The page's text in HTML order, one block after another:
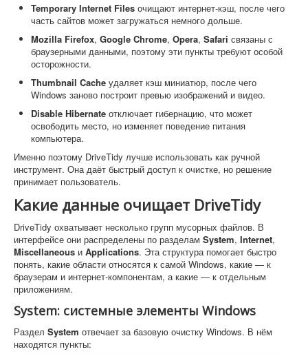
Temporary Internet Files очищают интернет-кэш, после чего
часть сайтов может загружаться немного дольше.
Mozilla Firefox, Google Chrome, Opera, Safari связаны с
браузерными данными, поэтому эти пункты требуют особой
осторожности.
Thumbnail Cache удаляет кэш миниатюр, после чего
Windows заново построит превью изображений и видео.
Disable Hibernate отключает гибернацию, что может
освободить место, но изменяет поведение питания
компьютера.
Именно поэтому DriveTidy лучше использовать как ручной
инструмент. Она даёт быстрый доступ к очистке, но решение
принимает пользователь.
Какие данные очищает DriveTidy
DriveTidy охватывает несколько групп мусорных файлов. В
интерфейсе они распределены по разделам System, Internet,
Miscellaneous и Applications. Эта структура помогает быстро
понять, какие области относятся к самой Windows, какие — к
браузерам и интернет-компонентам, а какие — к отдельным
приложениям.
System: системные элементы Windows
Раздел System отвечает за базовую очистку Windows. В нём
находятся пункты: